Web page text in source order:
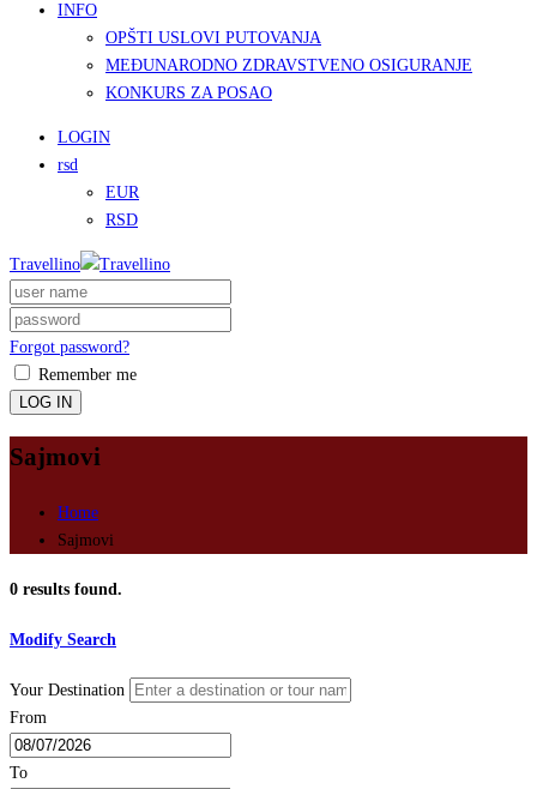
INFO
OPŠTI USLOVI PUTOVANJA
MEĐUNARODNO ZDRAVSTVENO OSIGURANJE
KONKURS ZA POSAO
LOGIN
rsd
EUR
RSD
Travellino
Forgot password?
Remember me
LOG IN
Sajmovi
Home
Sajmovi
0 results found.
Modify Search
Your Destination
From
To